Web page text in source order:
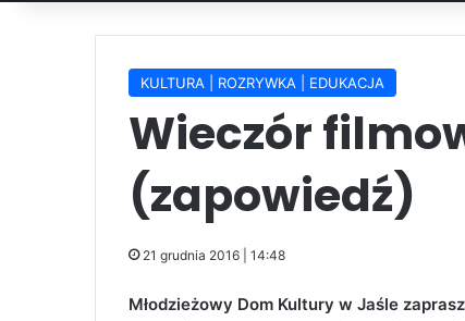
KULTURA | ROZRYWKA | EDUKACJA
Wieczór
(zapowiedź)
21 grudnia 2016 | 14:48
Młodzieżowy Dom Kultury w Jaśle